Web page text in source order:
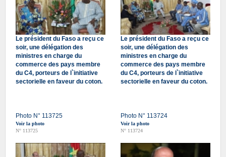
Le président du Faso a reçu ce
soir, une délégation des
ministres en charge du
commerce des pays membre
du C4, porteurs de l`initiative
sectorielle en faveur du coton.
Photo N° 113725
Voir la photo
N° 113725
Le président du Faso a reçu ce
soir, une délégation des
ministres en charge du
commerce des pays membre
du C4, porteurs de l`initiative
sectorielle en faveur du coton.
Photo N° 113724
Voir la photo
N° 113724